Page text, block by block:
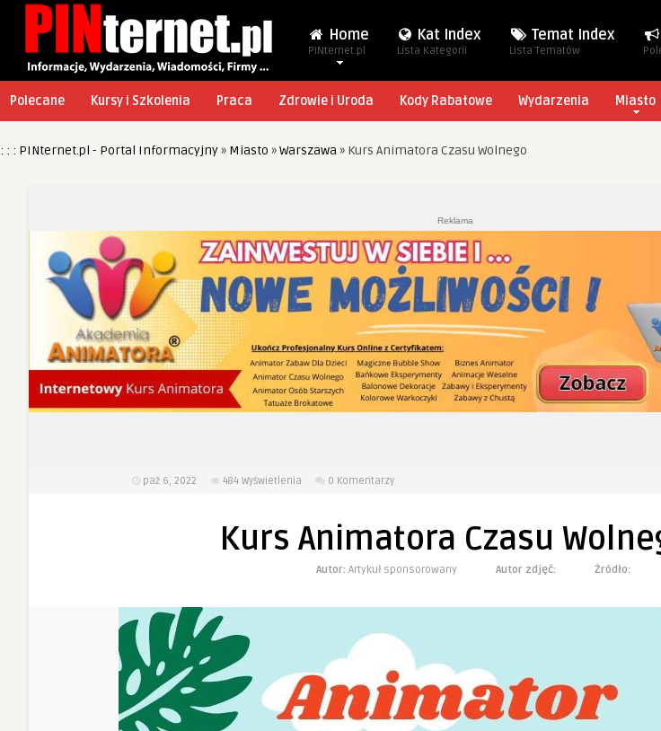
Home
PINternet.pl
Kat Index
Lista Kategorii
Temat Index
Lista Tematów
Polecane Kursy i Szkolenia Praca Zdrowie i Uroda Kody Rabatowe Wydarzenia Miasto
: : : PINternet.pl - Portal Informacyjny» Miasto »Warszawa » Kurs Animatora Czasu Wolnego
Reklama
paź 6, 2022 484 Wyświetlenia 0 Komentarzy
Kurs Animatora Czasu
Autor: Artykuł sponsorowany Autor zdjęć: Żródło: